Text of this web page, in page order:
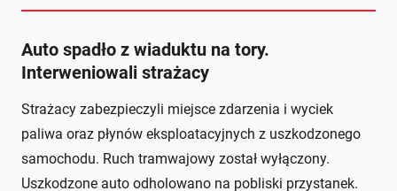
Auto spadło z wiaduktu na tory.
Interweniowali strażacy
Strażacy zabezpieczyli miejsce zdarzenia i wyciek
paliwa oraz płynów eksploatacyjnych z uszkodzonego
samochodu. Ruch tramwajowy został wyłączony.
Uszkodzone auto odholowano na pobliski przystanek.